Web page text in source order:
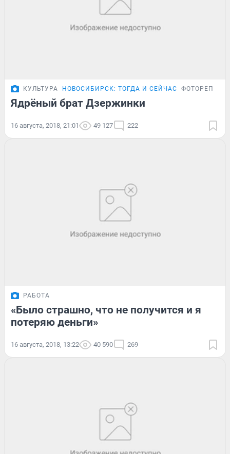
КУЛЬТУРА НОВОСИБИРСК: ТОГДА И СЕЙЧАС
Ядрёный брат Дзержинки
16 августа, 2018, 21:01 49 127 222
РАБОТА
«Было страшно, что не получится и я
потеряю деньги»
16 августа, 2018, 13:22 40 590 269